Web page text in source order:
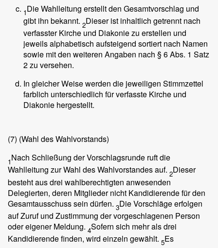
1Die Wahlleitung erstellt den Gesamtvorschlag und
gibt ihn bekannt. 2Dieser ist inhaltlich getrennt nach
verfasster Kirche und Diakonie zu erstellen und
jeweils alphabetisch aufsteigend sortiert nach Namen
sowie mit den weiteren Angaben nach § 6 Abs. 1 Satz
2 zu versehen.
In gleicher Weise werden die jeweiligen Stimmzettel
farblich unterschiedlich für verfasste Kirche und
Diakonie hergestellt.
(7) (Wahl des Wahlvorstands)
1Nach Schließung der Vorschlagsrunde ruft die
Wahlleitung zur Wahl des Wahlvorstandes auf. 2Dieser
besteht aus drei wahlberechtigten anwesenden
Delegierten, deren Mitglieder nicht Kandidierende für den
Gesamtausschuss sein dürfen. 3Die Vorschläge erfolgen
auf Zuruf und Zustimmung der vorgeschlagenen Person
oder eigener Meldung. 4Sofern sich mehr als drei
Kandidierende finden, wird einzeln gewählt. 5Es